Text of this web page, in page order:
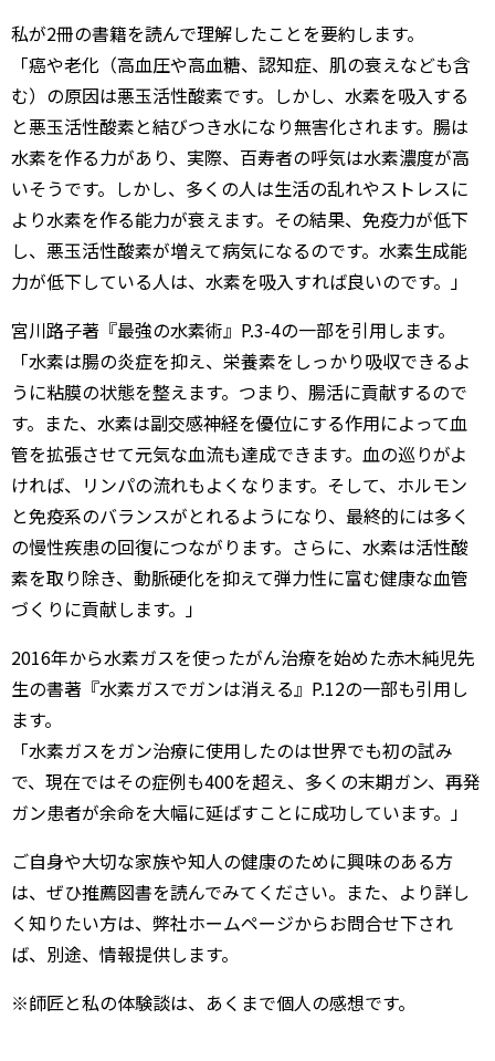
私が2冊の書籍を読んで理解したことを要約します。
「癌や老化（高血圧や高血糖、認知症、肌の衰えなども含
む）の原因は悪玉活性酸素です。しかし、水素を吸入する
と悪玉活性酸素と結びつき水になり無害化されます。腸は
水素を作る力があり、実際、百寿者の呼気は水素濃度が高
いそうです。しかし、多くの人は生活の乱れやストレスに
より水素を作る能力が衰えます。その結果、免疫力が低下
し、悪玉活性酸素が増えて病気になるのです。水素生成能
力が低下している人は、水素を吸入すれば良いのです。」
宮川路子著『最強の水素術』P.3-4の一部を引用します。
「水素は腸の炎症を抑え、栄養素をしっかり吸収できるよ
うに粘膜の状態を整えます。つまり、腸活に貢献するので
す。また、水素は副交感神経を優位にする作用によって血
管を拡張させて元気な血流も達成できます。血の巡りがよ
ければ、リンパの流れもよくなります。そして、ホルモン
と免疫系のバランスがとれるようになり、最終的には多く
の慢性疾患の回復につながります。さらに、水素は活性酸
素を取り除き、動脈硬化を抑えて弾力性に富む健康な血管
づくりに貢献します。」
2016年から水素ガスを使ったがん治療を始めた赤木純児先
生の書著『水素ガスでガンは消える』P.12の一部も引用し
ます。
「水素ガスをガン治療に使用したのは世界でも初の試み
で、現在ではその症例も400を超え、多くの末期ガン、再発
ガン患者が余命を大幅に延ばすことに成功しています。」
ご自身や大切な家族や知人の健康のために興味のある方
は、ぜひ推薦図書を読んでみてください。また、より詳し
く知りたい方は、弊社ホームページからお問合せ下され
ば、別途、情報提供します。
※師匠と私の体験談は、あくまで個人の感想です。